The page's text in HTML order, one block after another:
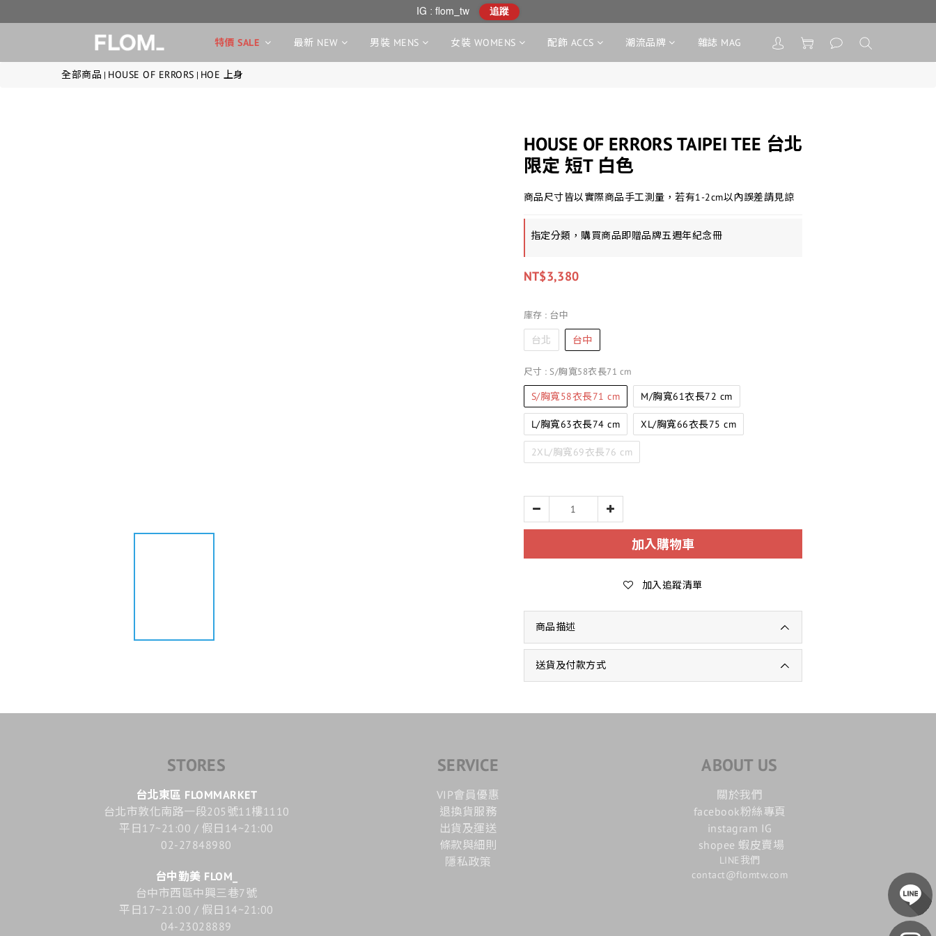
特價 SALE 最新 NEW 男裝 MENS 女裝 WOMENS 配飾 ACCS 潮流品牌 雜誌 MAG
全部商品 | HOUSE OF ERRORS | HOE 上身
HOUSE OF ERRORS TAIPEI TEE 台北
限定 短T 白色
商品尺寸皆以實際商品手工測量，若有1-2cm以內誤差請見諒
指定分類，購買商品即贈品牌五週年紀念冊
NT$3,380
庫存 : 台中
台北 台中
尺寸 : S/胸寬58衣長71 cm
S/胸寬58衣長71 cm M/胸寬61衣長72 cm
L/胸寬63衣長74 cm XL/胸寬66衣長75 cm
2XL/胸寬69衣長76 cm
加入購物車
加入追蹤清單
商品描述
送貨及付款方式
STORES
台北東區 FLOMMARKET
台北市敦化南路一段205號11樓1110
平日17~21:00 / 假日14~21:00
02-27848980
台中勤美 FLOM_
台中市西區中興三巷7號
平日17~21:00 / 假日14~21:00
04-23028889
SERVICE
VIP會員優惠
退換貨服務
出貨及運送
條款與細則
隱私政策
ABOUT US
關於我們
facebook粉絲專頁
instagram IG
shopee 蝦皮賣場
LINE我們
contact@flomtw.com
IG : flom_tw 追蹤